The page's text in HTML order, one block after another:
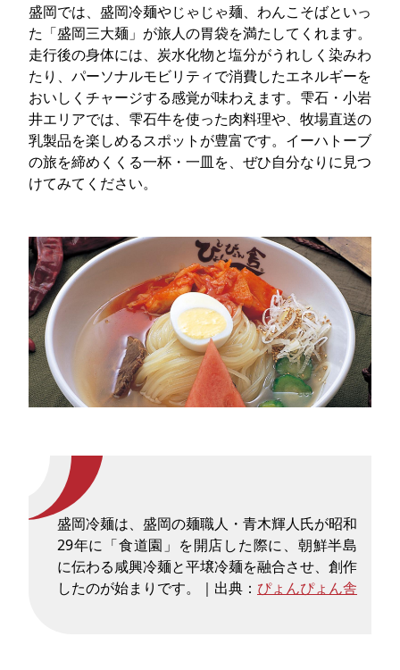
盛岡では、盛岡冷麺やじゃじゃ麺、わんこそばといっ
た「盛岡三大麺」が旅人の胃袋を満たしてくれます。
走行後の身体には、炭水化物と塩分がうれしく染みわ
たり、パーソナルモビリティで消費したエネルギーを
おいしくチャージする感覚が味わえます。雫石・小岩
井エリアでは、雫石牛を使った肉料理や、牧場直送の
乳製品を楽しめるスポットが豊富です。イーハトーブ
の旅を締めくくる一杯・一皿を、ぜひ自分なりに見つ
けてみてください。
盛岡冷麺は、盛岡の麺職人・青木輝人氏が昭和
29年に「食道園」を開店した際に、朝鮮半島
に伝わる咸興冷麺と平壌冷麺を融合させ、創作
したのが始まりです。｜出典： ぴょんぴょん舎